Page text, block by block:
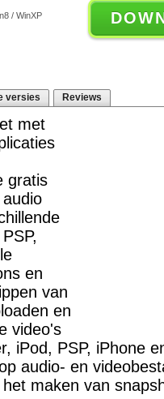
/ WinXP
versies Reviews
met
gratis
en
van
en
video's
iPod, PSP, iPhone
audio- en
maken van